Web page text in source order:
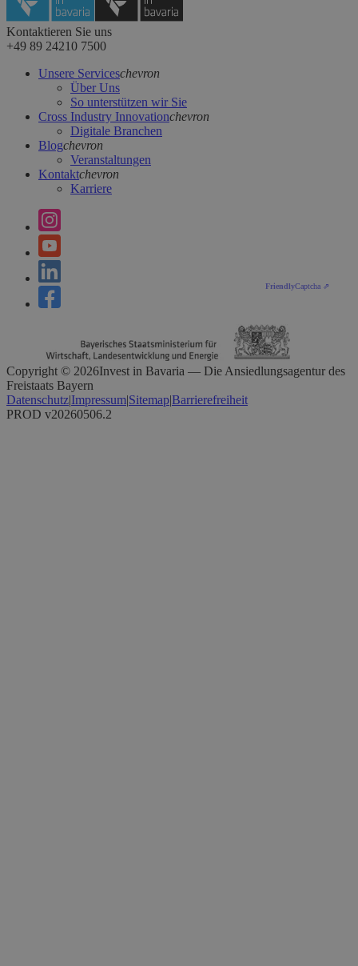
FriendlyCaptcha ⇗
Kontaktieren Sie uns
+49 89 24210 7500
Unsere Serviceschevron
Über Uns
So unterstützen wir Sie
Cross Industry Innovationchevron
Digitale Branchen
Blogchevron
Veranstaltungen
Kontaktchevron
Karriere
Copyright © 2026Invest in Bavaria — Die Ansiedlungsagentur des
Freistaats Bayern
Datenschutz|Impressum|Sitemap|Barrierefreiheit
PROD v20260506.2